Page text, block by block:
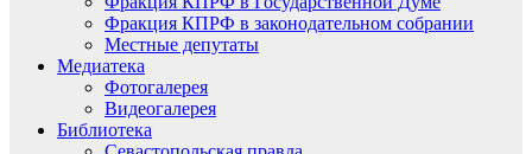
Фракция КПРФ в законодательном собрании
Местные депутаты
Медиатека
Фотогалерея
Видеогалерея
Библиотека